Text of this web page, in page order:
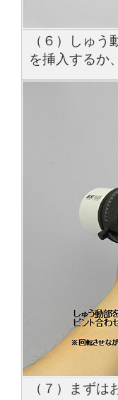
（６）しゅ
を挿入するか
（７）まず